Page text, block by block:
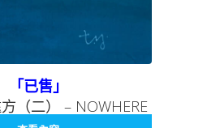
「已售」
（二） – NOWHERE